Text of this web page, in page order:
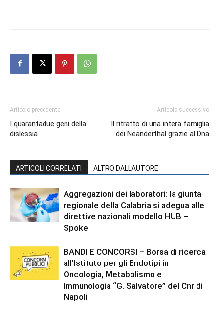
Articolo precedente
I quarantadue geni della
dislessia
Articolo successivo
Il ritratto di una intera famiglia
dei Neanderthal grazie al Dna
ARTICOLI CORRELATI ALTRO DALL'AUTORE
Aggregazioni dei laboratori: la giunta
regionale della Calabria si adegua alle
direttive nazionali modello HUB –
Spoke
BANDI E CONCORSI – Borsa di ricerca
all’Istituto per gli Endotipi in
Oncologia, Metabolismo e
Immunologia “G. Salvatore” del Cnr di
Napoli